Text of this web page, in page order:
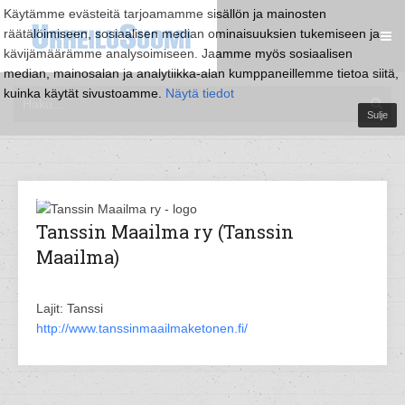
Käytämme evästeitä tarjoamamme sisällön ja mainosten
räätälöimiseen, sosiaalisen median ominaisuuksien tukemiseen ja
kävijämäärämme analysoimiseen. Jaamme myös sosiaalisen
median, mainosalan ja analytiikka-alan kumppaneillemme tietoa siitä,
kuinka käytät sivustoamme. Näytä tiedot
Sulje
Tanssin Maailma ry (Tanssin
Maailma)
Lajit: Tanssi
http://www.tanssinmaailmaketonen.fi/